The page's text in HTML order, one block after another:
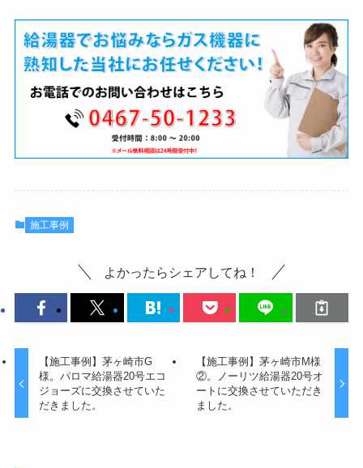
施工事例
よかったらシェアしてね！
【施工事例】茅ヶ崎市G
様。パロマ給湯器20号エコ
ジョーズに交換させていた
だきました。
【施工事例】茅ヶ崎市M様
②。ノーリツ給湯器20号オ
ートに交換させていただき
ました。